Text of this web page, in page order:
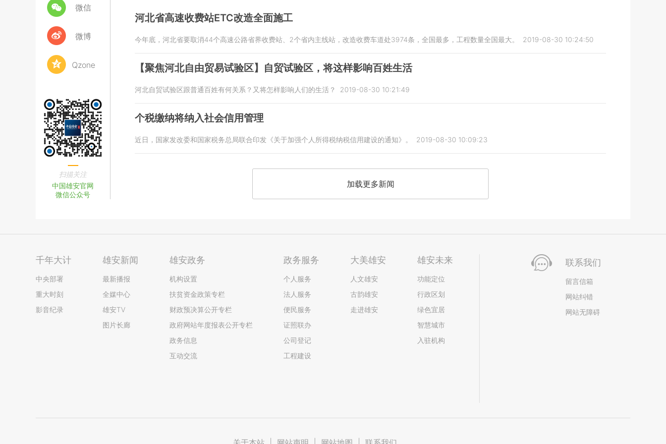
微信
微博
Qzone
扫描关注
中国雄安官网
微信公众号
河北省高速收费站ETC改造全面施工
今年底，河北省要取消44个高速公路省界收费站、2个省内主线站，改造收费车道处3974条，全国最多，工程数量全国最大。 2019-08-30 10:24:50
【聚焦河北自由贸易试验区】自贸试验区，将这样影响百姓生活
河北自贸试验区跟普通百姓有何关系？又将怎样影响人们的生活？ 2019-08-30 10:21:49
个税缴纳将纳入社会信用管理
近日，国家发改委和国家税务总局联合印发《关于加强个人所得税纳税信用建设的通知》。 2019-08-30 10:09:23
加载更多新闻
千年大计
中央部署
重大时刻
影音纪录
雄安新闻
最新播报
全媒中心
雄安TV
图片长廊
雄安政务
机构设置
扶贫资金政策专栏
财政预决算公开专栏
政府网站年度报表公开专栏
政务信息
互动交流
政务服务
个人服务
法人服务
便民服务
证照联办
公司登记
工程建设
大美雄安
人文雄安
古韵雄安
走进雄安
雄安未来
功能定位
行政区划
绿色宜居
智慧城市
入驻机构
联系我们
留言信箱
网站纠错
网站无障碍